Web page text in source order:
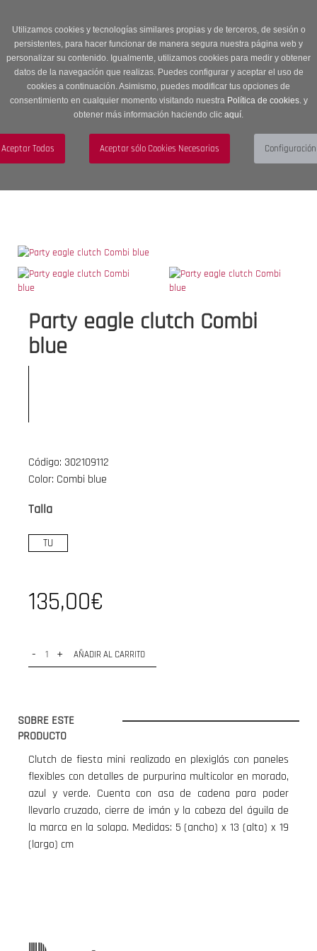
Utilizamos cookies y tecnologías similares propias y de terceros, de sesión o
persistentes, para hacer funcionar de manera segura nuestra página web y
personalizar su contenido. Igualmente, utilizamos cookies para medir y obtener
datos de la navegación que realizas. Puedes configurar y aceptar el uso de
cookies a continuación. Asimismo, puedes modificar tus opciones de
consentimiento en cualquier momento visitando nuestra Política de cookies.y
obtener más información haciendo clic aquí.
descuento en Sección OUTLET con código OUTLET20
navigation
Menú
Party eagle clutch Combi
blue
Código: 302109112
Color: Combi blue
Talla
TU
135,00€
- + AÑADIR AL CARRITO
SOBRE ESTE
PRODUCTO
Clutch de fiesta mini realizado en plexiglás con paneles
flexibles con detalles de purpurina multicolor en morado,
azul y verde. Cuenta con asa de cadena para poder
llevarlo cruzado, cierre de imán y la cabeza del águila de
la marca en la solapa. Medidas: 5 (ancho) x 13 (alto) x 19
(largo) cm